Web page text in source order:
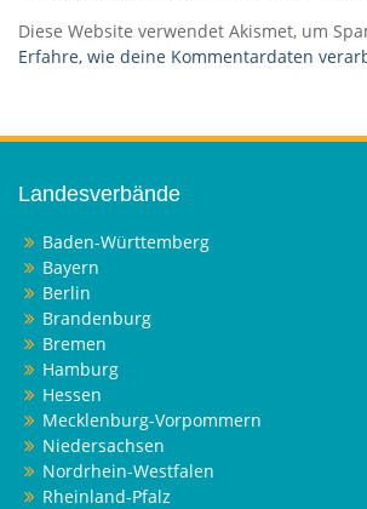
Diese Website verwendet Akismet, um
Erfahre, wie deine Kommentardaten
Landesverbände
Baden-Württemberg
Bayern
Berlin
Brandenburg
Bremen
Hamburg
Hessen
Mecklenburg-Vorpommern
Niedersachsen
Nordrhein-Westfalen
Rheinland-Pfalz